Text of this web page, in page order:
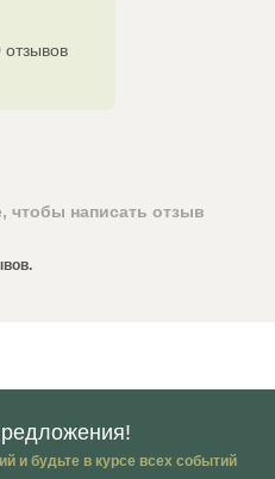
отзывов
чтобы написать отзыв
и будьте в курсе всех событий